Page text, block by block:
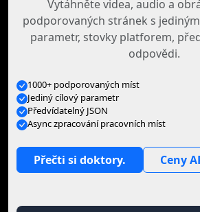
Vytáhněte videa, audio a
podporovaných stránek s jediným
parametr, stovky platforem,
odpovědi.
1000+ podporovaných míst
Jediný cílový parametr
Předvídatelný JSON
Async zpracování pracovních míst
Přečti si doktory. Ceny